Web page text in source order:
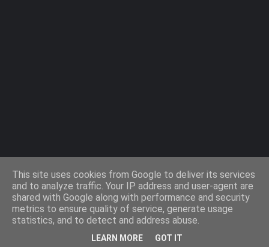
Design by -Templateify
This site uses cookies from Google to deliver its services
and to analyze traffic. Your IP address and user-agent are
shared with Google along with performance and security
metrics to ensure quality of service, generate usage
statistics, and to detect and address abuse.
LEARN MORE GOT IT